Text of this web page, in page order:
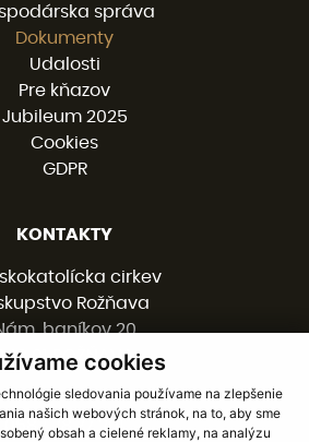
cookies
sledovania používame na zlepšenie
našich webových stránok, na to, aby sme
obsah a cielené reklamy, na analýzu
správa
Dokumenty
Udalosti
Pre kňazov
Jubileum 2025
Cookies
GDPR
KONTAKTY
cirkev
Rožňava
baníkov 20
048 01 ROŽŇAVA
058 / 78 77 201